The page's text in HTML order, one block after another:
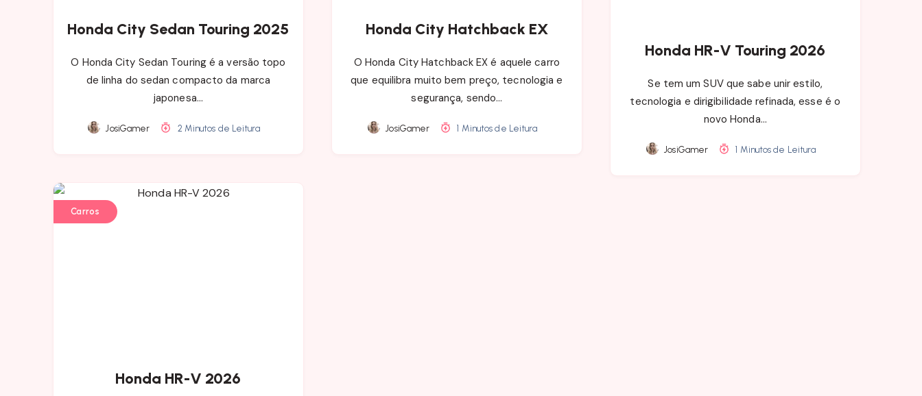
Honda City Sedan Touring 2025
O Honda City Sedan Touring é a versão topo
de linha do sedan compacto da marca
japonesa…
JosiGamer 2 Minutos de Leitura
Honda City Hatchback EX
O Honda City Hatchback EX é aquele carro
que equilibra muito bem preço, tecnologia e
segurança, sendo…
JosiGamer 1 Minutos de Leitura
Honda HR-V Touring 2026
Se tem um SUV que sabe unir estilo,
tecnologia e dirigibilidade refinada, esse é o
novo Honda…
JosiGamer 1 Minutos de Leitura
Carros
Honda HR-V 2026